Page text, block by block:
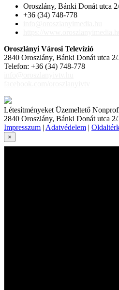
Oroszlány, Bánki Donát utca
+36 (34) 748-778
Oroszlányi Városi Televízió
2840 Oroszlány, Bánki Donát utca 2/
Telefon: +36 (34) 748-778
Létesítményeket Üzemeltető
2840 Oroszlány, Bánki Donát utca 2/
Impresszum | Adatvédelem |
×